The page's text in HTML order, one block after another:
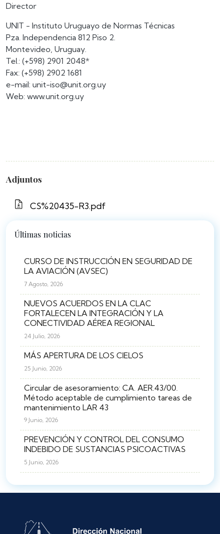
Director
UNIT - Instituto Uruguayo de Normas Técnicas
Pza. Independencia 812 Piso 2.
Montevideo, Uruguay.
Tel.: (+598) 2901 2048*
Fax: (+598) 2902 1681
e-mail: unit-iso@unit.org.uy
Web: www.unit.org.uy
Adjuntos
CS%20435-R3.pdf
Últimas noticias
CURSO DE INSTRUCCIÓN EN SEGURIDAD DE
LA AVIACIÓN (AVSEC)
7 Agosto, 2026
NUEVOS ACUERDOS EN LA CLAC
FORTALECEN LA INTEGRACIÓN Y LA
CONECTIVIDAD AÉREA REGIONAL
24 Julio, 2026
MÁS APERTURA DE LOS CIELOS
25 Junio, 2026
Circular de asesoramiento: CA. AER.43/00.
Método aceptable de cumplimiento tareas de
mantenimiento LAR 43
9 Junio, 2026
PREVENCIÓN Y CONTROL DEL CONSUMO
INDEBIDO DE SUSTANCIAS PSICOACTIVAS
5 Junio, 2026